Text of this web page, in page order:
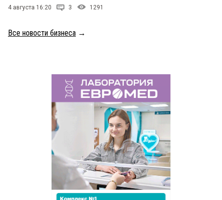
4 августа 16:20 3 1291
Все новости бизнеса →